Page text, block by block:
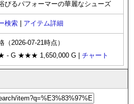
びるパフォーマーの華麗なシューズ
検索 アイテム詳細
（2026-07-21時点）
- G ★★★ 1,650,000 G | チャート